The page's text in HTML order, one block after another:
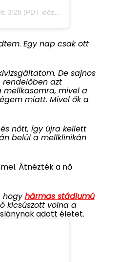
időzóna szerint)
Egy nap csak ott
De sajnos
azt
mellkasomra, mivel a
miatt. Mivel ők a
nőtt, így újra kellett
belül a mellklinikán
Átnézték a nő
hogyhármas stádiumú
kicsúszott volna a
adott életet.